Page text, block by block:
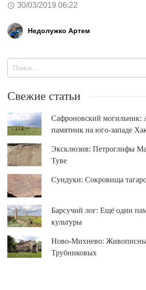
30/03/2019 06:22
Недолужко Артем
Свежие статьи
Сафроновский могильник:
памятник на юго-западе
Эксклюзив: Петроглифы
Туве
Сундуки: Сокровища
Барсучий лог: Ещё один
культуры
Ново-Михнево:
Трубниковых